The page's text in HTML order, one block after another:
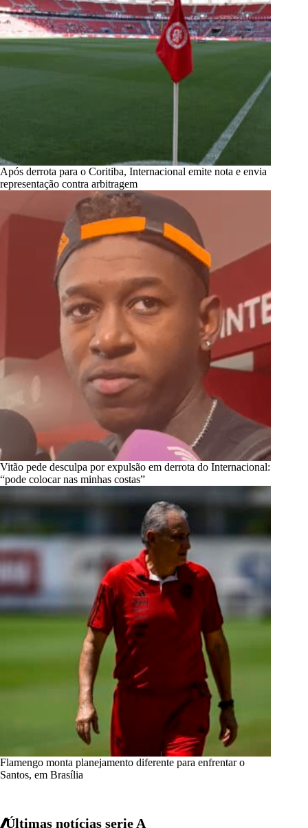
Após derrota para o Coritiba, Internacional emite nota e envia
representação contra arbitragem
Vitão pede desculpa por expulsão em derrota do Internacional:
“pode colocar nas minhas costas”
Flamengo monta planejamento diferente para enfrentar o
Santos, em Brasília
Últimas notícias serie A